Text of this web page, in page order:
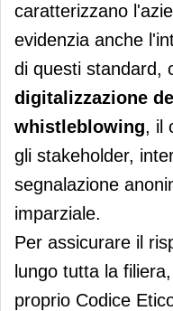
caratterizzano
evidenzia anche
di questi standard,
digitalizzazione
whistleblowing, il
gli stakeholder,
segnalazione
imparziale.
Per assicurare il
lungo tutta la
proprio Codice